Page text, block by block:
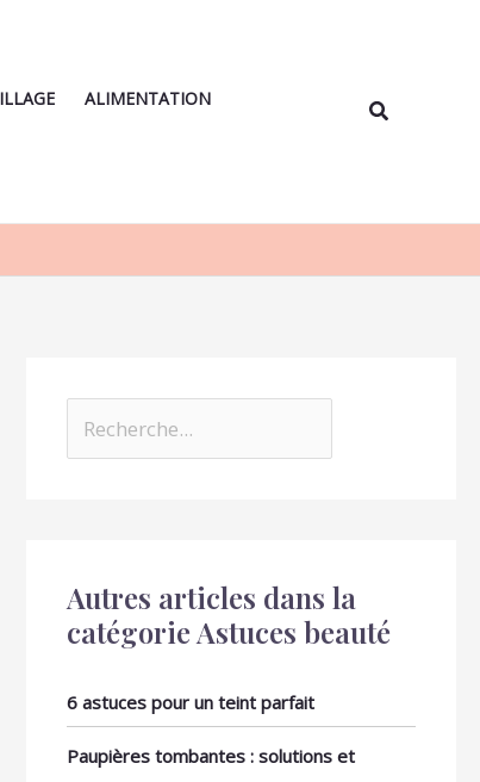
ALIMENTATION
Autres articles dans la
catégorie Astuces beauté
6 astuces pour un teint parfait
Paupières tombantes : solutions et